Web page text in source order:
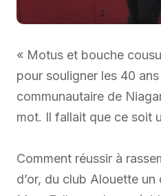
« Motus et bouche
pour souligner les 40
communautaire de
mot. Il fallait que ce soit
Comment réussir à
d’or, du club Alouette